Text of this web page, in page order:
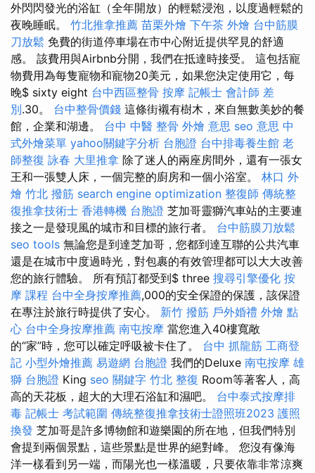
外閃閃發光的浴缸（全年開放）的輕鬆浸泡，以度過輕鬆的
夜晚睡眠。 竹北推拿推薦 苗栗外燴 下午茶 外燴 台中筋膜
刀放鬆 免費的街道停車場在市中心附近提供罕見的舒適
感。 該費用與Airbnb分開，我們在抵達時接受。 這包括寵
物費用為每隻寵物和寵物20美元，如果您決定使用它，每
晚$ sixty eight 台中西區整骨 按摩 記帳士 會計師 差
別.30。 台中整骨價錢 這條街襯有樹木，來自無數美妙的餐
館，企業和湖邊。 台中 中醫 整骨 外燴 意思 seo 意思 中
式外燴菜單 yahoo關鍵字分析 台胞證 台中排毒養生館 老
師整復 詠春 大里推拿 除了迷人的兩座房間外，還有一張女
王和一張雙人床，一個完整的廚房和一個小浴室。 林口 外
燴 竹北 撥筋 search engine optimization 整復師 傳統整
復推拿技術士 香港轉機 台胞證 芝加哥靈獅汽車站的主要連
接之一是發現風的城市和目標的旅行者。 台中筋膜刀放鬆
seo tools 無論您是到達芝加哥，您都到達互聯的公共汽車
還是在城市中度過時光，對包裹的有效管理都可以大大改善
您的旅行體驗。 所有預訂都受到$ three 搜尋引擎優化 按
摩 課程 台中全身按摩推薦,000的安全保證的保護，該保證
在專注於旅行時提供了安心。 新竹 撥筋 戶外婚禮 外燴 點
心 台中全身按摩推薦 南屯按摩 當您進入40樓寬敞
的“家”時，您可以確定呼吸被卡住了。 台中 抓龍筋 工商登
記 小型外燴推薦 易遊網 台胞證 我們的Deluxe 南屯按摩 雄
獅 台胞證 King seo 關鍵字 竹北 整復 Room等著客人，高
高的天花板，超大的大理石浴缸和濕吧。 台中泰式按摩排
毒 記帳士 考試範圍 傳統整復推拿技術士證照班2023 護照
換發 芝加哥是許多博物館和遊樂園的所在地，但我們特別
會提到兩個景點，這些景點是世界的絕對峰。 您沒有像海
洋一樣​​看到另一端，而陽光也一樣溫暖，只要依靠非常涼爽